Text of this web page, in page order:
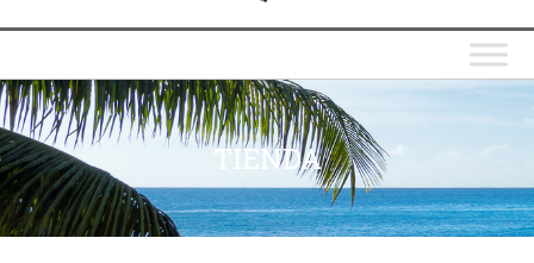
TIENDA